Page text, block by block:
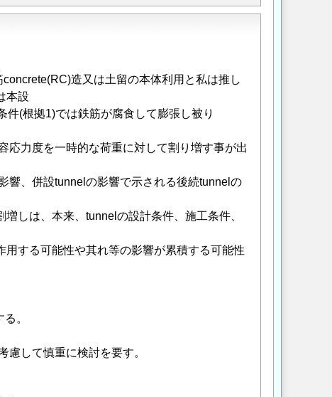
造又は土留の本体利用と私は推し
本設
(根拠1)では鉄筋が腐食して膨張し被り
力度を一時的な荷重に対して割り増す事が出
、併設tunnelの影響で示される後続tunnelの
しは、本来、tunnelの設計条件、施工条件、
する可能性や其れ等の影響が累積する可能性
。
して慎重に検討を要す。